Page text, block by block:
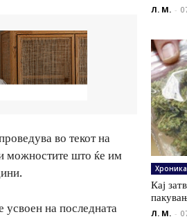
во текот на
и можностите што ќе им
усвоен на последната
Л. М. -
Хроника
Кај
Л. М. -